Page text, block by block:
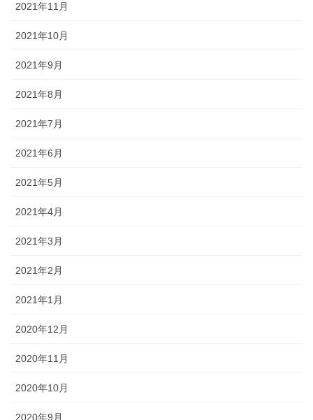
2021年11月
2021年10月
2021年9月
2021年8月
2021年7月
2021年6月
2021年5月
2021年4月
2021年3月
2021年2月
2021年1月
2020年12月
2020年11月
2020年10月
2020年9月